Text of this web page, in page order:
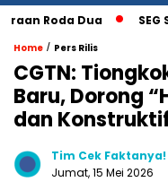
Dua SEG Solar
Home / Pers Rilis
CGTN:
Baru, Dorong
dan
Tim Cek Faktanya!
Jumat, 15 Mei 2026